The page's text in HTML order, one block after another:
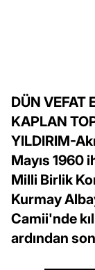
DÜN VEFAT
KAPLAN
YILDIRIM-
Mayıs 1960
Milli Birlik
Kurmay
Camii'nde
ardından